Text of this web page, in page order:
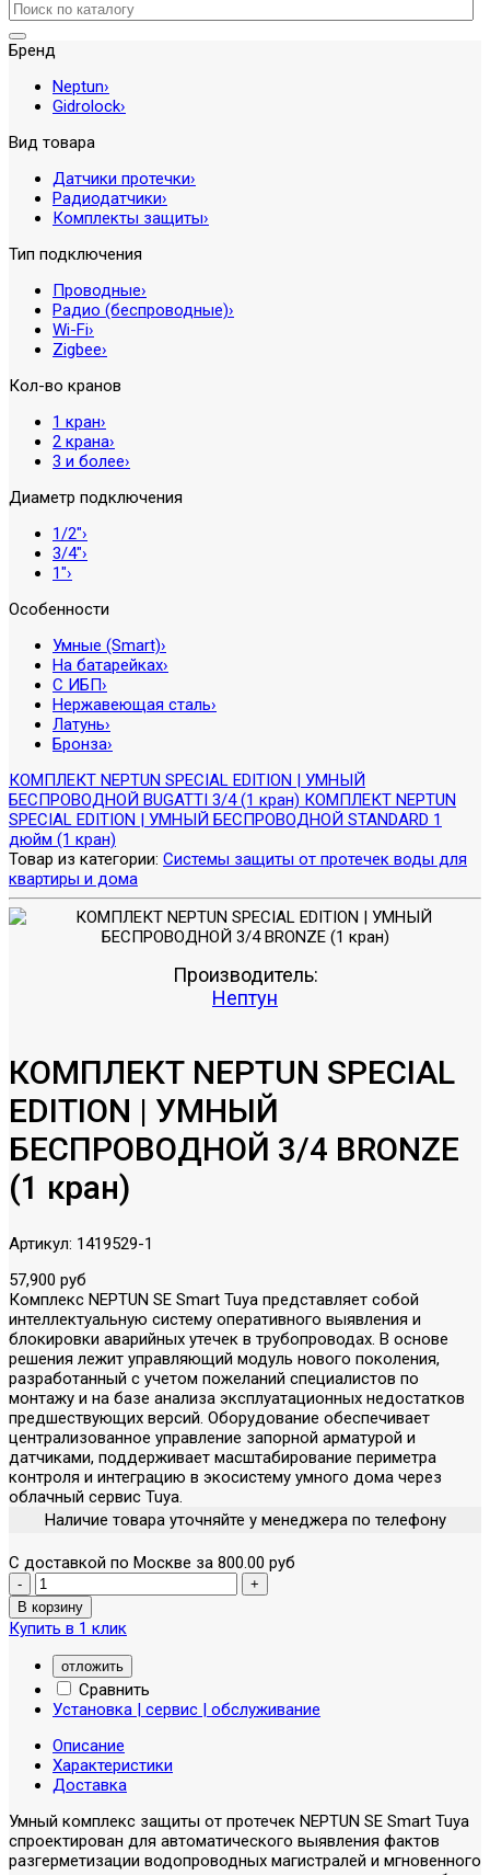
Бренд
Neptun›
Gidrolock›
Вид товара
Датчики протечки›
Радиодатчики›
Комплекты защиты›
Тип подключения
Проводные›
Радио (беспроводные)›
Wi-Fi›
Zigbee›
Кол-во кранов
1 кран›
2 крана›
3 и более›
Диаметр подключения
1/2″›
3/4″›
1″›
Особенности
Умные (Smart)›
На батарейках›
С ИБП›
Нержавеющая сталь›
Латунь›
Бронза›
КОМПЛЕКТ NEPTUN SPECIAL EDITION | УМНЫЙ
БЕСПРОВОДНОЙ BUGATTI 3/4 (1 кран) КОМПЛЕКТ NEPTUN
SPECIAL EDITION | УМНЫЙ БЕСПРОВОДНОЙ STANDARD 1
дюйм (1 кран)
Товар из категории: Системы защиты от протечек воды для
квартиры и дома
Производитель:
Нептун
КОМПЛЕКТ NEPTUN SPECIAL
EDITION | УМНЫЙ
БЕСПРОВОДНОЙ 3/4 BRONZE
(1 кран)
Артикул: 1419529-1
57,900 руб
Комплекс NEPTUN SE Smart Tuya представляет собой
интеллектуальную систему оперативного выявления и
блокировки аварийных утечек в трубопроводах. В основе
решения лежит управляющий модуль нового поколения,
разработанный с учетом пожеланий специалистов по
монтажу и на базе анализа эксплуатационных недостатков
предшествующих версий. Оборудование обеспечивает
централизованное управление запорной арматурой и
датчиками, поддерживает масштабирование периметра
контроля и интеграцию в экосистему умного дома через
облачный сервис Tuya.
Наличие товара уточняйте у менеджера по телефону
С доставкой по Москве за 800.00 руб
Купить в 1 клик
отложить
Сравнить
Установка | сервис | обслуживание
Описание
Характеристики
Доставка
Умный комплекс защиты от протечек NEPTUN SE Smart Tuya
спроектирован для автоматического выявления фактов
разгерметизации водопроводных магистралей и мгновенного